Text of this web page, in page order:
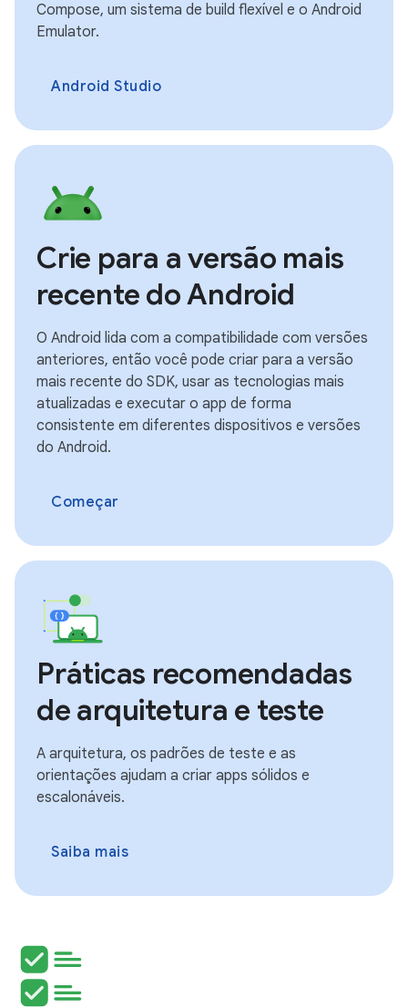
Compose, um sistema de build flexível e o Android
Emulator.
Android Studio
Crie para a versão mais
recente do Android
O Android lida com a compatibilidade com versões
anteriores, então você pode criar para a versão
mais recente do SDK, usar as tecnologias mais
atualizadas e executar o app de forma
consistente em diferentes dispositivos e versões
do Android.
Começar
Práticas recomendadas
de arquitetura e teste
A arquitetura, os padrões de teste e as
orientações ajudam a criar apps sólidos e
escalonáveis.
Saiba mais